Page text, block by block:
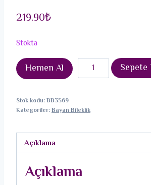
219.90₺
Stokta
Hemen Al
316L
Çelik
Renk
adet
Sepete
Stok kodu:BB3569
Kategoriler:Bayan Bileklik
Açıklama
Açıklama